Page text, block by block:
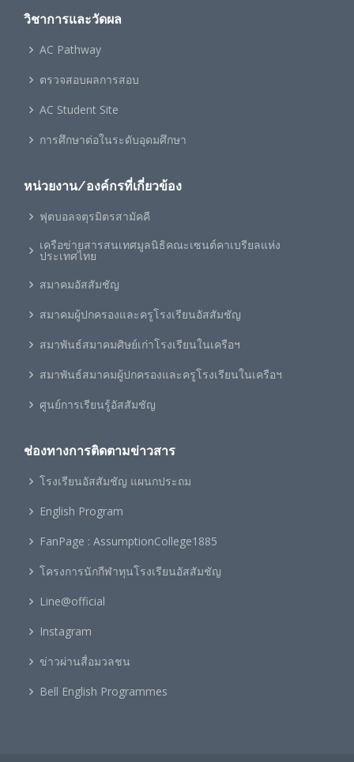
วิชาการและวัดผล
AC Pathway
ตรวจสอบผลการสอบ
AC Student Site
การศึกษาต่อในระดับอุดมศึกษา
หน่วยงาน/องค์กรที่เกี่ยวข้อง
ฟุตบอลจตุรมิตรสามัคคี
เครือข่ายสารสนเทศมูลนิธิคณะเซนต์คาเบรียลแห่ง
ประเทศไทย
สมาคมอัสสัมชัญ
สมาคมผู้ปกครองและครูโรงเรียนอัสสัมชัญ
สมาพันธ์สมาคมศิษย์เก่าโรงเรียนในเครือฯ
สมาพันธ์สมาคมผู้ปกครองและครูโรงเรียนในเครือฯ
ศูนย์การเรียนรู้อัสสัมชัญ
ช่องทางการติดตามข่าวสาร
โรงเรียนอัสสัมชัญ แผนกประถม
English Program
FanPage : AssumptionCollege1885
โครงการนักกีฬาทุนโรงเรียนอัสสัมชัญ
Line@official
Instagram
ข่าวผ่านสื่อมวลชน
Bell English Programmes